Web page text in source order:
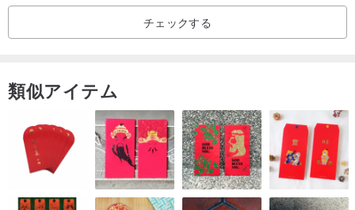
チェックする
類似アイテム